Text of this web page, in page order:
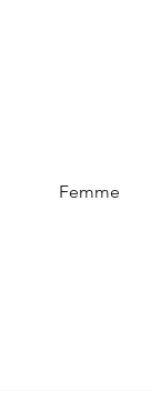
Femme